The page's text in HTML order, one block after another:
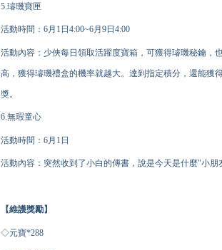
5.璿璣寶匣
活動時間：6月1日4:00~6月9日4:00
活動內容：少俠每日領取活躍度寶箱，可獲得璿璣秘鑰，
高，獲得璿璣禮盒的機率就越大。達到指定積分，還能獲
獎。
6.無瑕童心
活動時間：6月1日
活動內容：突然收到了小白的傳書，說是今天是什麼"小朋
【維護獎勵】
◇元寶*288